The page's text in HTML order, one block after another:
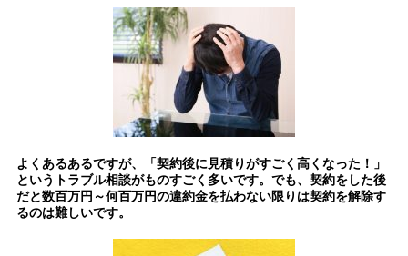
よくあるあるですが、「契約後に見積りがすごく高くなった！」
というトラブル相談がものすごく多いです。でも、契約をした後
だと数百万円～何百万円の違約金を払わない限りは契約を解除す
るのは難しいです。